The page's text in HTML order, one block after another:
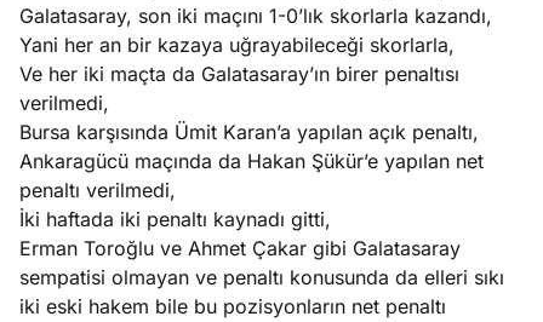
Galatasaray, son iki maçını 1-0’lık skorlarla kazandı,
Yani her an bir kazaya uğrayabileceği skorlarla,
Ve her iki maçta da Galatasaray’ın birer penaltısı
verilmedi,
Bursa karşısında Ümit Karan’a yapılan açık penaltı,
Ankaragücü maçında da Hakan Şükür’e yapılan net
penaltı verilmedi,
İki haftada iki penaltı kaynadı gitti,
Erman Toroğlu ve Ahmet Çakar gibi Galatasaray
sempatisi olmayan ve penaltı konusunda da elleri sıkı
iki eski hakem bile bu pozisyonların net penaltı